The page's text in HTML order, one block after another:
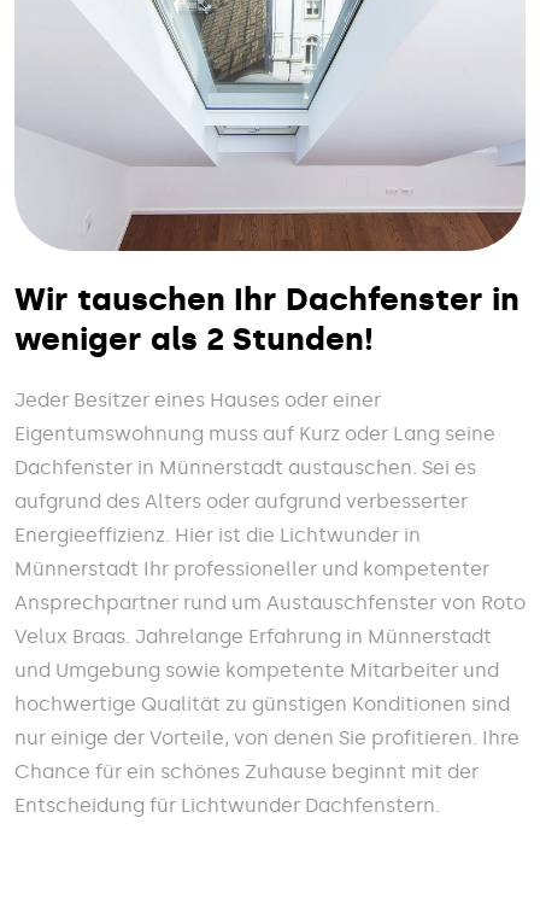
Wir tauschen Ihr Dachfenster in
weniger als 2 Stunden!
Jeder Besitzer eines Hauses oder einer
Eigentumswohnung muss auf Kurz oder Lang seine
Dachfenster in Münnerstadt austauschen. Sei es
aufgrund des Alters oder aufgrund verbesserter
Energieeffizienz. Hier ist die Lichtwunder in
Münnerstadt Ihr professioneller und kompetenter
Ansprechpartner rund um Austauschfenster von Roto
Velux Braas. Jahrelange Erfahrung in Münnerstadt
und Umgebung sowie kompetente Mitarbeiter und
hochwertige Qualität zu günstigen Konditionen sind
nur einige der Vorteile, von denen Sie profitieren. Ihre
Chance für ein schönes Zuhause beginnt mit der
Entscheidung für Lichtwunder Dachfenstern.